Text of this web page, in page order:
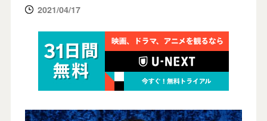
2021/04/17